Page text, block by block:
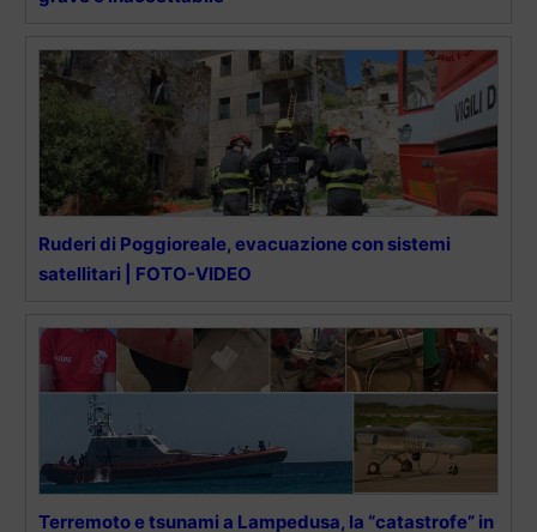
Ruderi di Poggioreale, evacuazione con sistemi
satellitari | FOTO-VIDEO
Terremoto e tsunami a Lampedusa, la “catastrofe” in